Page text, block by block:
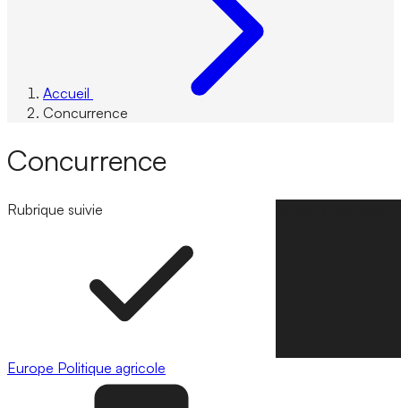
Accueil
Concurrence
Concurrence
Rubrique suivie
Europe Politique agricole